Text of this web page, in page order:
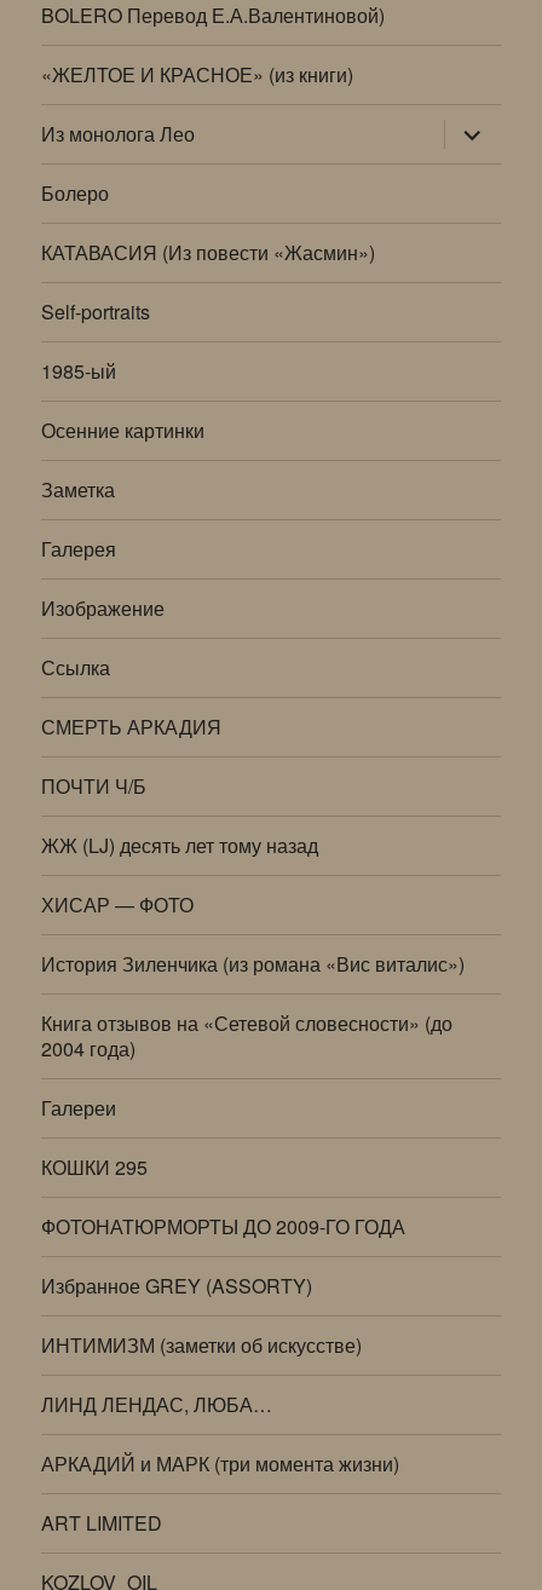
BOLERO Перевод Е.А.Валентиновой)
«ЖЕЛТОЕ И КРАСНОЕ» (из книги)
Из монолога Лео раскрыть
дочернее
меню
Болеро
КАТАВАСИЯ (Из повести «Жасмин»)
Self-portraits
1985-ый
Осенние картинки
Заметка
Галерея
Изображение
Ссылка
СМЕРТЬ АРКАДИЯ
ПОЧТИ Ч/Б
ЖЖ (LJ) десять лет тому назад
ХИСАР — ФОТО
История Зиленчика (из романа «Вис виталис»)
Книга отзывов на «Сетевой словесности» (до
2004 года)
Галереи
КОШКИ 295
ФОТОНАТЮРМОРТЫ ДО 2009-ГО ГОДА
Избранное GREY (ASSORTY)
ИНТИМИЗМ (заметки об искусстве)
ЛИНД ЛЕНДАС, ЛЮБА…
АРКАДИЙ и МАРК (три момента жизни)
ART LIMITED
KOZLOV_OIL